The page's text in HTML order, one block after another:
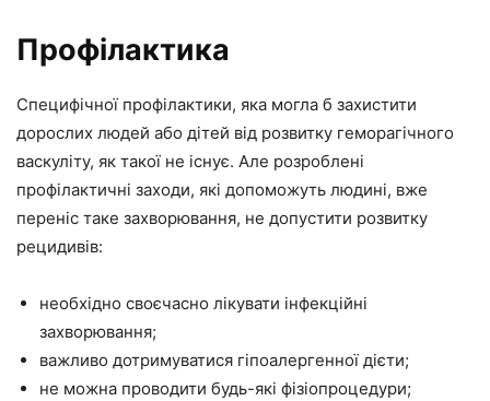
Профілактика
Специфічної профілактики, яка могла б захистити
дорослих людей або дітей від розвитку геморагічного
васкуліту, як такої не існує. Але розроблені
профілактичні заходи, які допоможуть людині, вже
переніс таке захворювання, не допустити розвитку
рецидивів:
необхідно своєчасно лікувати інфекційні
захворювання;
важливо дотримуватися гіпоалергенної дієти;
не можна проводити будь-які фізіопроцедури;